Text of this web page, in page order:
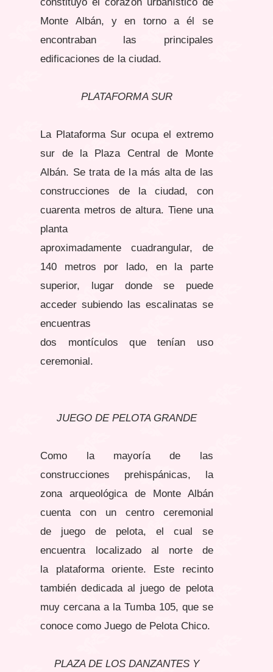
Monte Albán, y en torno a él se
encontraban las principales
edificaciones de la ciudad.
PLATAFORMA SUR
La Plataforma Sur ocupa el extremo
sur de la Plaza Central de Monte
Albán. Se trata de la más alta de las
construcciones de la ciudad, con
cuarenta metros de altura. Tiene una
planta
aproximadamente cuadrangular, de
140 metros por lado, en la parte
superior, lugar donde se puede
acceder subiendo las escalinatas se
encuentras
dos montículos que tenían uso
ceremonial.
JUEGO DE PELOTA GRANDE
Como la mayoría de las
construcciones prehispánicas, la
zona arqueológica de Monte Albán
cuenta con un centro ceremonial
de juego de pelota, el cual se
encuentra localizado al norte de
la plataforma oriente. Este recinto
también dedicada al juego de pelota
muy cercana a la Tumba 105, que se
conoce como Juego de Pelota Chico.
PLAZA DE LOS DANZANTES Y